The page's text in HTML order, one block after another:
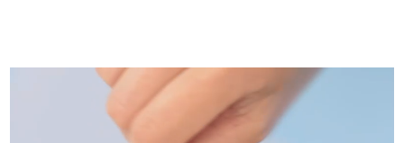
Taiwan Förväntad leverans
Förväntad leverans